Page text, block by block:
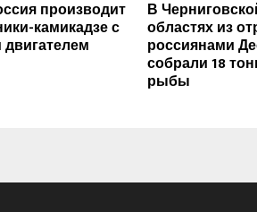
производит
камикадзе с
двигателем
В
областях из
россиянами
собрали 18
рыбы